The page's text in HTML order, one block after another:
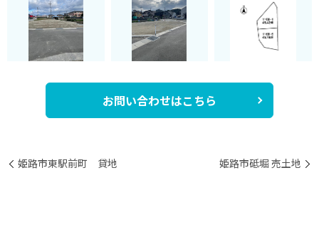
お問い合わせはこちら
姫路市東駅前町 貸地 姫路市砥堀 売土地